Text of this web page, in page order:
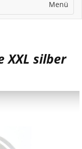
Menü
XXL silber